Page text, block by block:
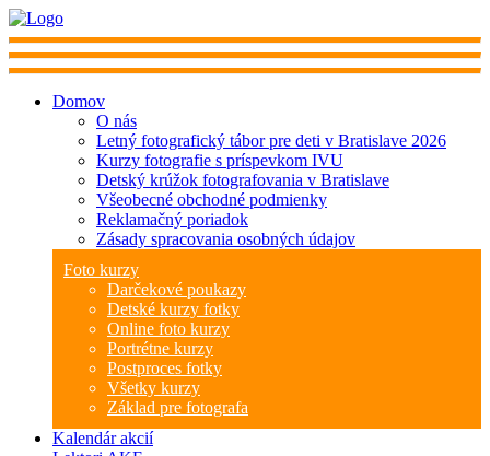
Domov
O nás
Letný fotografický tábor pre deti v Bratislave 2026
Kurzy fotografie s príspevkom IVU
Detský krúžok fotografovania v Bratislave
Všeobecné obchodné podmienky
Reklamačný poriadok
Zásady spracovania osobných údajov
Foto kurzy
Darčekové poukazy
Detské kurzy fotky
Online foto kurzy
Portrétne kurzy
Postproces fotky
Všetky kurzy
Základ pre fotografa
Kalendár akcií